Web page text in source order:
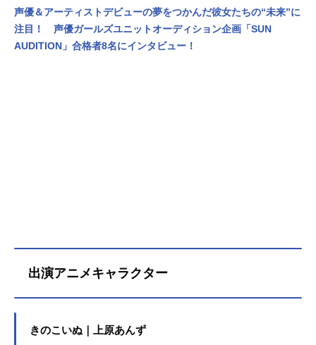
声優＆アーティストデビューの夢をつかんだ彼女たちの“未来”に
注目！ 声優ガールズユニットオーディション企画「SUN
AUDITION」合格者8名にインタビュー！
出演アニメキャラクター
きのこいぬ｜上原あんず